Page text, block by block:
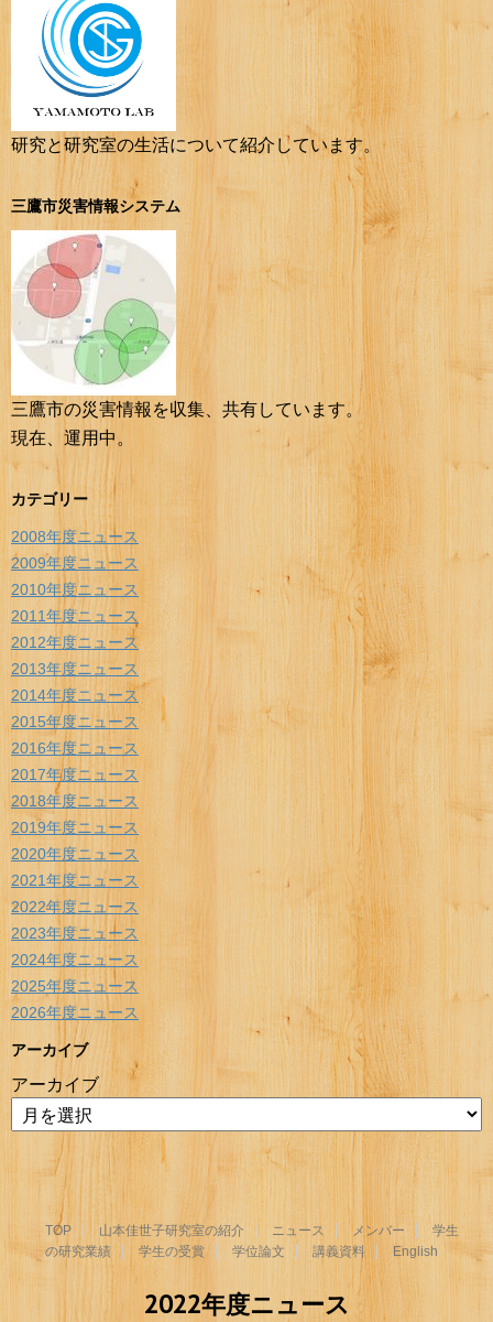
研究と研究室の生活について紹介しています。
三鷹市災害情報システム
三鷹市の災害情報を収集、共有しています。
現在、運用中。
カテゴリー
2008年度ニュース
2009年度ニュース
2010年度ニュース
2011年度ニュース
2012年度ニュース
2013年度ニュース
2014年度ニュース
2015年度ニュース
2016年度ニュース
2017年度ニュース
2018年度ニュース
2019年度ニュース
2020年度ニュース
2021年度ニュース
2022年度ニュース
2023年度ニュース
2024年度ニュース
2025年度ニュース
2026年度ニュース
アーカイブ
アーカイブ
TOP 山本佳世子研究室の紹介 ニュース メンバー
学生
の研究業績
学生の受賞 学位論文 講義資料 English
2022年度ニュース